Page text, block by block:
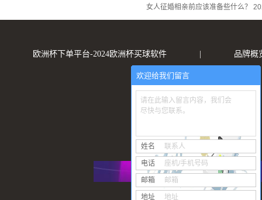
女人征婚相亲前应该准备些什么？
欧洲杯下单平台-2024欧洲杯买球软件 品牌概
欢迎给我们留言
请在此输入留言内容，我们会
尽快与您联系。
姓名 联系人
电话 座机/手机号码
邮箱 邮箱
地址 地址